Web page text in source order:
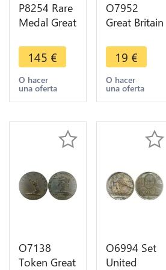
P8254 Rare
Medal Great
Edward VII
Queen
Alexendra
1902 Silver
145 €
O hacer
una oferta
O7952
Great Britain
Queen
Victoria To
Hannover
1837 XF
19 €
O hacer
una oferta
O7138
Token Great
O6994 Set
United